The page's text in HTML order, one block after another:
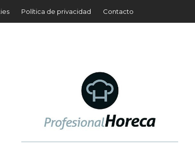
Política de privacidad Contacto